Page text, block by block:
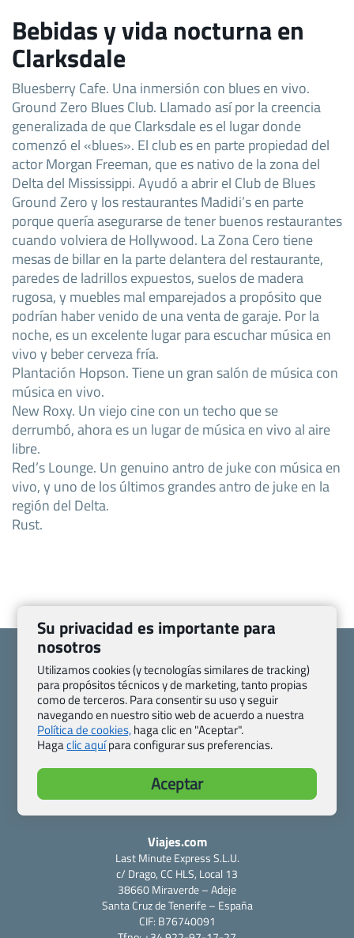
Bebidas y vida nocturna en
Clarksdale
Bluesberry Cafe. Una inmersión con blues en vivo.
Ground Zero Blues Club. Llamado así por la creencia
generalizada de que Clarksdale es el lugar donde
comenzó el «blues». El club es en parte propiedad del
actor Morgan Freeman, que es nativo de la zona del
Delta del Mississippi. Ayudó a abrir el Club de Blues
Ground Zero y los restaurantes Madidi’s en parte
porque quería asegurarse de tener buenos restaurantes
cuando volviera de Hollywood. La Zona Cero tiene
mesas de billar en la parte delantera del restaurante,
paredes de ladrillos expuestos, suelos de madera
rugosa, y muebles mal emparejados a propósito que
podrían haber venido de una venta de garaje. Por la
noche, es un excelente lugar para escuchar música en
vivo y beber cerveza fría.
Plantación Hopson. Tiene un gran salón de música con
música en vivo.
New Roxy. Un viejo cine con un techo que se
derrumbó, ahora es un lugar de música en vivo al aire
libre.
Red’s Lounge. Un genuino antro de juke con música en
vivo, y uno de los últimos grandes antro de juke en la
región del Delta.
Rust.
Quienes somos
Contacto
Pasaporte, Visado, Salud y otras disposiciones específicas
Blog de Viajes.com
Registro de agencias
Preguntas frecuentes
Condiciones generales
Política de privacidad y cookies
Viajes.com
Last Minute Express S.L.U.
c/ Drago, CC HLS, Local 13
38660 Miraverde – Adeje
Santa Cruz de Tenerife – España
CIF: B76740091
Su privacidad es importante para
nosotros
Utilizamos cookies (y tecnologías similares de tracking)
para propósitos técnicos y de marketing, tanto propias
como de terceros. Para consentir su uso y seguir
navegando en nuestro sitio web de acuerdo a nuestra
Política de cookies,haga clic en "Aceptar".
Hagaclic aquípara configurar sus preferencias.
Aceptar